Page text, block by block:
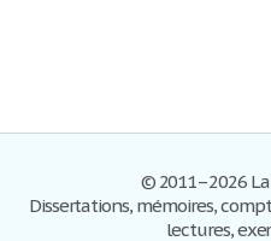
© 2011–2026
Dissertations, mémoires,
lectures,